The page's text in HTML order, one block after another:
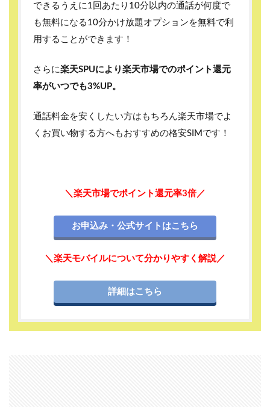
できるうえに1回あたり10分以内の通話が何度で
も無料になる10分かけ放題オプションを無料で利
用することができます！
さらに楽天SPUにより楽天市場でのポイント還元
率がいつでも3%UP。
通話料金を安くしたい方はもちろん楽天市場でよ
くお買い物する方へもおすすめの格安SIMです！
＼楽天市場でポイント還元率3倍／
お申込み・公式サイトはこちら
＼楽天モバイルについて分かりやすく解説／
詳細はこちら